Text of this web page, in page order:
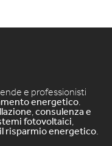
e professionisti
energetico
consulenza e
fotovoltaici
risparmio energetico